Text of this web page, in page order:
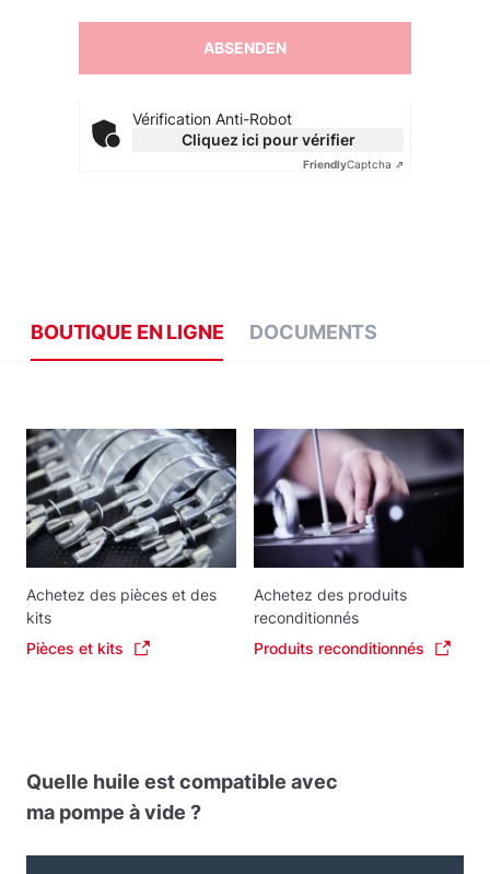
Vérification Anti-Robot
Cliquez ici pour vérifier
FriendlyCaptcha ⇗
BOUTIQUE EN LIGNE DOCUMENTS
Achetez des pièces et des
kits
Pièces et kits
Achetez des produits
reconditionnés
Produits reconditionnés
Quelle huile est compatible avec
ma pompe à vide ?